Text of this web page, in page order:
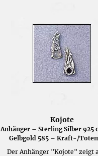
Kojote
Anhänger – Sterling Silber 925
Gelbgold 585 – Kraft-/
Der Anhänger "Kojote" zeigt